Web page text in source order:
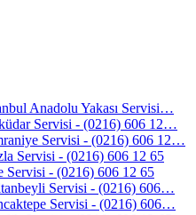
Anadolu Yakası Servisi…
Servisi - (0216) 606 12…
Servisi - (0216) 606 12…
Servisi - (0216) 606 12 65
Servisi - (0216) 606 12 65
Servisi - (0216) 606…
Servisi - (0216) 606…